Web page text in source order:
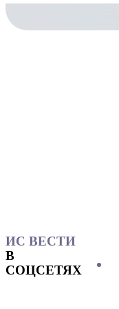
ИС ВЕСТИ
В
СОЦСЕТЯХ